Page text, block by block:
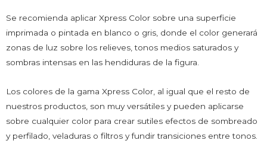
Se recomienda aplicar Xpress Color sobre una superficie
imprimada o pintada en blanco o gris, donde el color generará
zonas de luz sobre los relieves, tonos medios saturados y
sombras intensas en las hendiduras de la figura.
Los colores de la gama Xpress Color, al igual que el resto de
nuestros productos, son muy versátiles y pueden aplicarse
sobre cualquier color para crear sutiles efectos de sombreado
y perfilado, veladuras o filtros y fundir transiciones entre tonos.